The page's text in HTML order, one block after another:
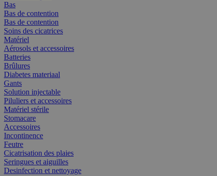
Bas
Bas de contention
Bas de contention
Soins des cicatrices
Matériel
Aérosols et accessoires
Batteries
Brûlures
Diabetes materiaal
Gants
Solution injectable
Piluliers et accessoires
Matériel stérile
Stomacare
Accessoires
Incontinence
Feutre
Cicatrisation des plaies
Seringues et aiguilles
Desinfection et nettoyage